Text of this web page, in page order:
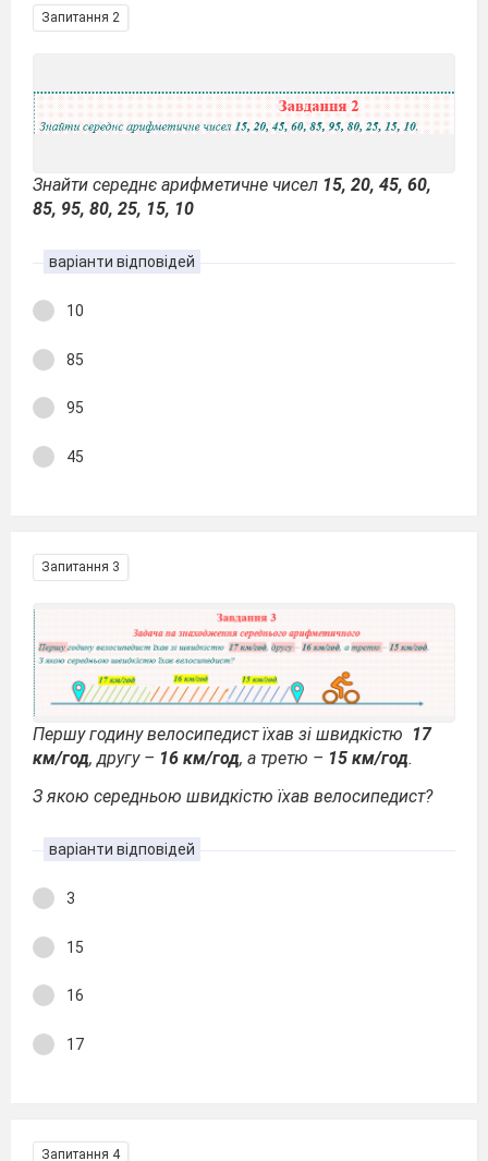
Запитання 2
Знайти середнє арифметичне чисел 15, 20, 45, 60,
85, 95, 80, 25, 15, 10
варіанти відповідей
10
85
95
45
Запитання 3
Першу годину велосипедист їхав зі швидкістю 17
км/год, другу – 16 км/год, а третю – 15 км/год.
З якою середньою швидкістю їхав велосипедист?
варіанти відповідей
3
15
16
17
Запитання 4